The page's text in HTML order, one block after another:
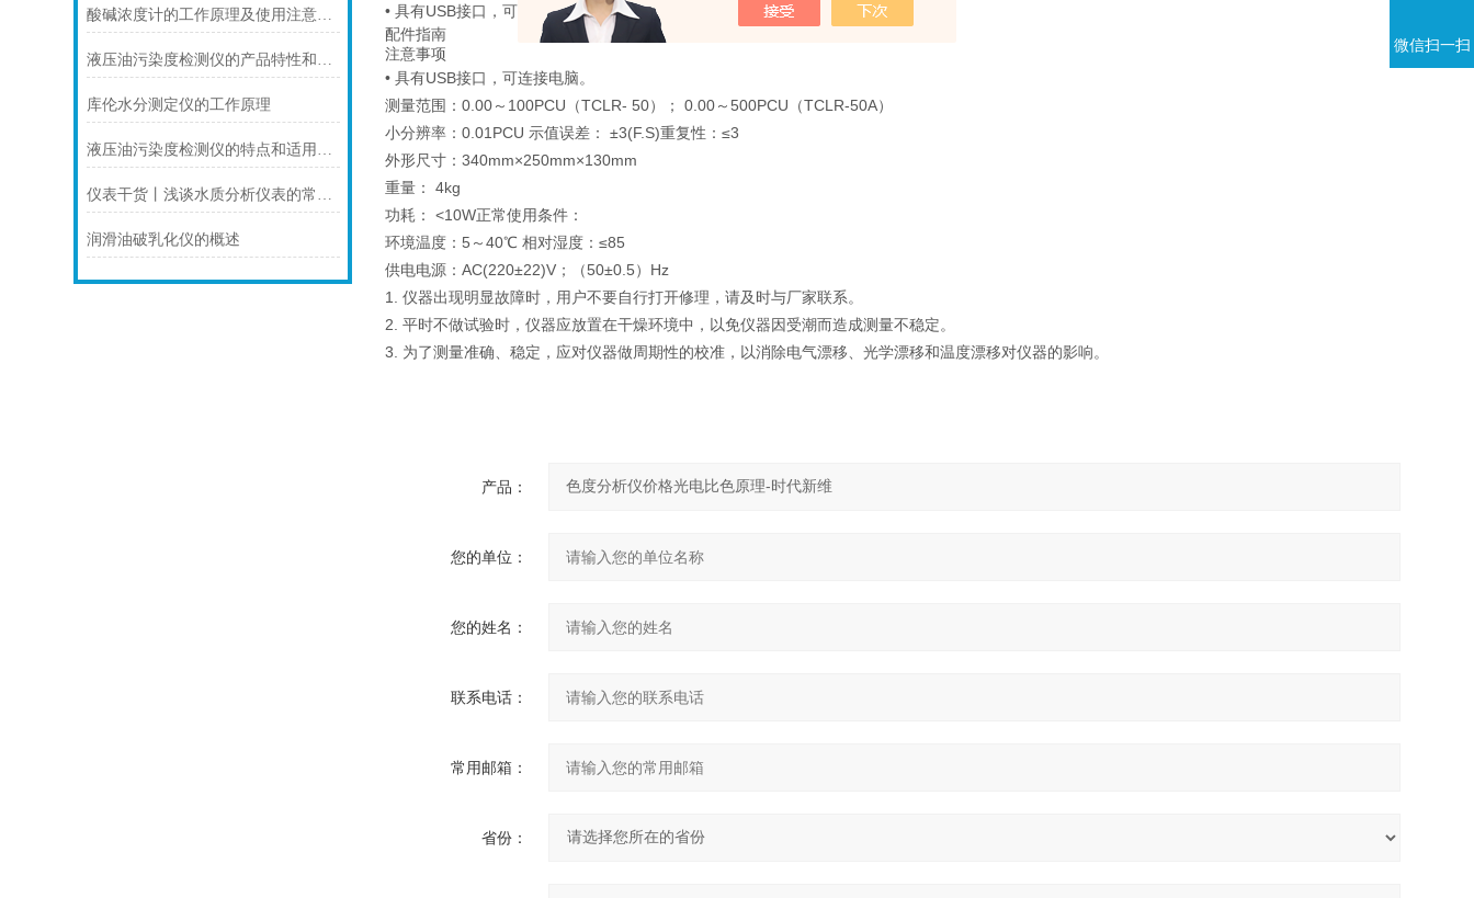
酸碱浓度计的工作原理及使用注意事项
液压油污染度检测仪的产品特性和试验步骤说明
库伦水分测定仪的工作原理
液压油污染度检测仪的特点和适用范围介绍
仪表干货丨浅谈水质分析仪表的常用位置
润滑油破乳化仪的概述
•具有USB接口，可连接电脑。
配件指南
注意事项
•具有USB接口，可连接电脑。
测量范围：0.00～100PCU（TCLR- 50）； 0.00～500PCU（TCLR-50A）
小分辨率：0.01PCU 示值误差： ±3(F.S)重复性：≤3
外形尺寸：340mm×250mm×130mm
重量： 4kg
功耗： <10W正常使用条件：
环境温度：5～40℃ 相对湿度：≤85
供电电源：AC(220±22)V；（50±0.5）Hz
1.仪器出现明显故障时，用户不要自行打开修理，请及时与厂家联系。
2.平时不做试验时，仪器应放置在干燥环境中， 以免仪器因受潮而造成测量不稳定。
3. 为了测量准确、稳定，应对仪器做周期性的校准，以消除电气漂移、光学漂移和温度漂移对仪器的影响。
产品：
您的单位：
您的姓名：
联系电话：
常用邮箱：
省份：
微信扫一扫